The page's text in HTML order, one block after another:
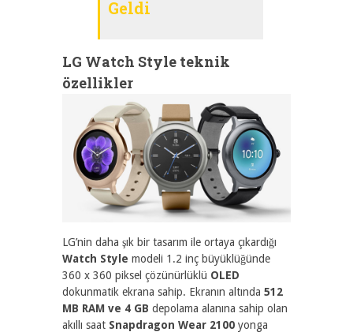
Geldi
LG Watch Style teknik
özellikler
LG’nin daha şık bir tasarım ile ortaya çıkardığı
Watch Style modeli 1.2 inç büyüklüğünde
360 x 360 piksel çözünürlüklü OLED
dokunmatik ekrana sahip. Ekranın altında 512
MB RAM ve 4 GB depolama alanına sahip olan
akıllı saat Snapdragon Wear 2100 yonga